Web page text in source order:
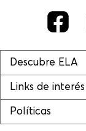
Descubre ELA
Links de interés
Políticas